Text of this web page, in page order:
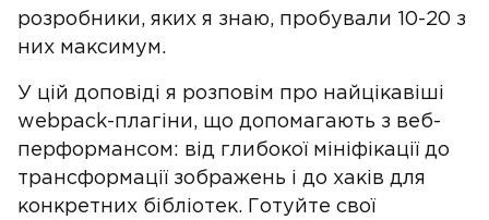
розробники, яких я знаю, пробували 10-20 з
них максимум.
У цій доповіді я розповім про найцікавіші
webpack-плагіни, що допомагають з веб-
перформансом: від глибокої мініфікації до
трансформації зображень і до хаків для
конкретних бібліотек. Готуйте свої